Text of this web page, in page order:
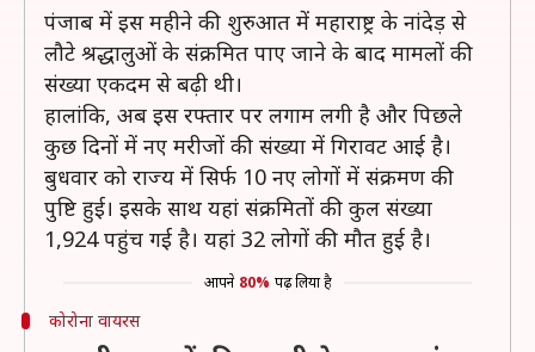
पंजाब में इस महीने की शुरुआत में महाराष्ट्र के नांदेड़ से
लौटे श्रद्धालुओं के संक्रमित पाए जाने के बाद मामलों की
संख्या एकदम से बढ़ी थी।
हालांकि, अब इस रफ्तार पर लगाम लगी है और पिछले
कुछ दिनों में नए मरीजों की संख्या में गिरावट आई है।
बुधवार को राज्य में सिर्फ 10 नए लोगों में संक्रमण की
पुष्टि हुई। इसके साथ यहां संक्रमितों की कुल संख्या
1,924 पहुंच गई है। यहां 32 लोगों की मौत हुई है।
आपने 80% पढ़ लिया है
कोरोना वायरस